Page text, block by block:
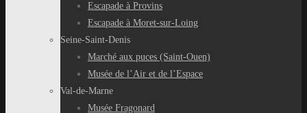
Escapade à Provins
Escapade à Moret-sur-Loing
Seine-Saint-Denis
Marché aux puces (Saint-Ouen)
Musée de l’Air et de l’Espace
Val-de-Marne
Musée Fragonard